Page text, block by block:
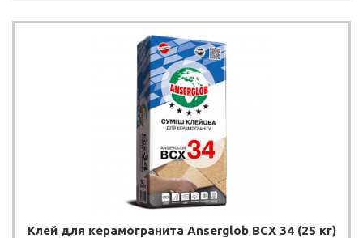
Клей для керамогранита Anserglob BCX 34 (25 кг)